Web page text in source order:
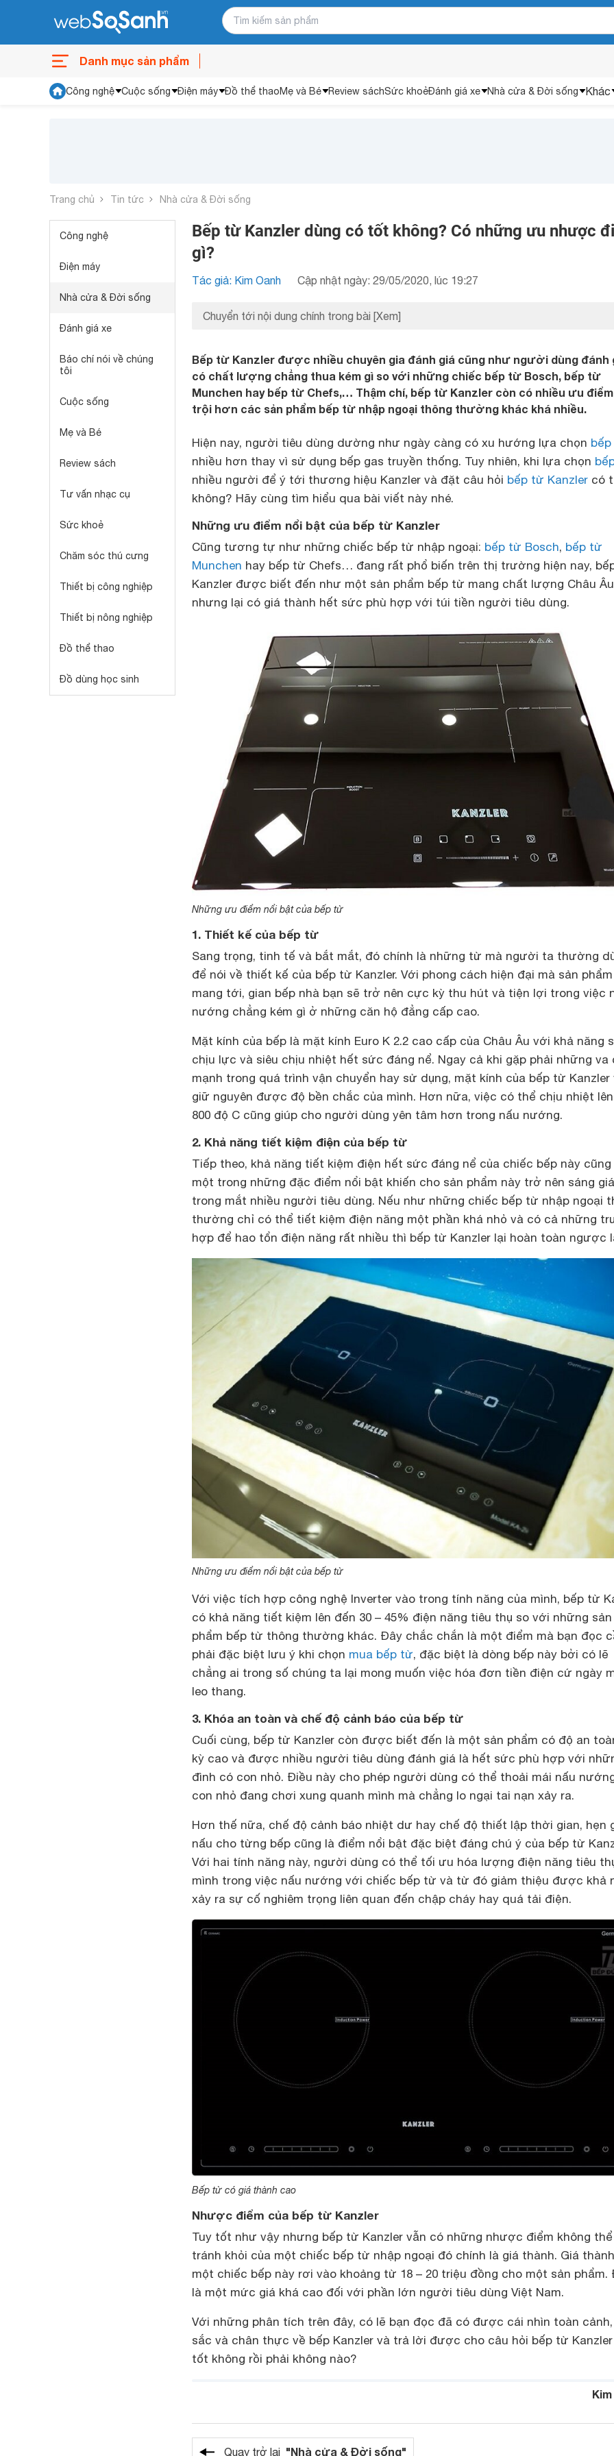
Danh mục sản phẩm
Công nghệ Cuộc sống Điện máy Đồ thể thaoMẹ và Bé Review sáchSức khoẻĐánh giá xe Nhà cửa & Đời sống Khác
Trang chủ Tin tức Nhà cửa & Đời sống
Công nghệ
Điện máy
Nhà cửa & Đời sống
Đánh giá xe
Báo chí nói về chúng
tôi
Cuộc sống
Mẹ và Bé
Review sách
Tư vấn nhạc cụ
Sức khoẻ
Chăm sóc thú cưng
Thiết bị công nghiệp
Thiết bị nông nghiệp
Đồ thể thao
Đồ dùng học sinh
Bếp từ Kanzler dùng có tốt không? Có những ưu nhược
gì?
Tác giả: Kim Oanh Cập nhật ngày: 29/05/2020, lúc 19:27
Chuyển tới nội dung chính trong bài [Xem]
Bếp từ Kanzler được nhiều chuyên gia đánh giá cũng như người dùng đánh
có chất lượng chẳng thua kém gì so với những chiếc bếp từ Bosch, bếp từ
Munchen hay bếp từ Chefs,… Thậm chí, bếp từ Kanzler còn có nhiều ưu
trội hơn các sản phẩm bếp từ nhập ngoại thông thường khác khá nhiều.
Hiện nay, người tiêu dùng dường như ngày càng có xu hướng lựa chọn
nhiều hơn thay vì sử dụng bếp gas truyền thống. Tuy nhiên, khi lựa chọn
nhiều người để ý tới thương hiệu Kanzler và đặt câu hỏi bếp từ Kanzler có
không? Hãy cùng tìm hiểu qua bài viết này nhé.
Những ưu điểm nổi bật của bếp từ Kanzler
Cũng tương tự như những chiếc bếp từ nhập ngoại: bếp từ Bosch, bếp từ
Munchen hay bếp từ Chefs… đang rất phổ biến trên thị trường hiện nay,
Kanzler được biết đến như một sản phẩm bếp từ mang chất lượng Châu Âu
nhưng lại có giá thành hết sức phù hợp với túi tiền người tiêu dùng.
Những ưu điểm nổi bật của bếp từ
1. Thiết kế của bếp từ
Sang trọng, tinh tế và bắt mắt, đó chính là những từ mà người ta thường
để nói về thiết kế của bếp từ Kanzler. Với phong cách hiện đại mà sản
mang tới, gian bếp nhà bạn sẽ trở nên cực kỳ thu hút và tiện lợi trong việc
nướng chẳng kém gì ở những căn hộ đẳng cấp cao.
Mặt kính của bếp là mặt kính Euro K 2.2 cao cấp của Châu Âu với khả năng
chịu lực và siêu chịu nhiệt hết sức đáng nể. Ngay cả khi gặp phải những va
mạnh trong quá trình vận chuyển hay sử dụng, mặt kính của bếp từ Kanzler
giữ nguyên được độ bền chắc của mình. Hơn nữa, việc có thể chịu nhiệt
800 độ C cũng giúp cho người dùng yên tâm hơn trong nấu nướng.
2. Khả năng tiết kiệm điện của bếp từ
Tiếp theo, khả năng tiết kiệm điện hết sức đáng nể của chiếc bếp này cũng
một trong những đặc điểm nổi bật khiến cho sản phẩm này trở nên sáng
trong mắt nhiều người tiêu dùng. Nếu như những chiếc bếp từ nhập ngoại
thường chỉ có thể tiết kiệm điện năng một phần khá nhỏ và có cả những
hợp để hao tổn điện năng rất nhiều thì bếp từ Kanzler lại hoàn toàn ngược
Những ưu điểm nổi bật của bếp từ
Với việc tích hợp công nghệ Inverter vào trong tính năng của mình, bếp từ
có khả năng tiết kiệm lên đến 30 – 45% điện năng tiêu thụ so với những sản
phẩm bếp từ thông thường khác. Đây chắc chắn là một điểm mà bạn đọc
phải đặc biệt lưu ý khi chọn mua bếp từ, đặc biệt là dòng bếp này bởi có lẽ
chẳng ai trong số chúng ta lại mong muốn việc hóa đơn tiền điện cứ ngày
leo thang.
3. Khóa an toàn và chế độ cảnh báo của bếp từ
Cuối cùng, bếp từ Kanzler còn được biết đến là một sản phẩm có độ an
kỳ cao và được nhiều người tiêu dùng đánh giá là hết sức phù hợp với
đình có con nhỏ. Điều này cho phép người dùng có thể thoải mái nấu
con nhỏ đang chơi xung quanh mình mà chẳng lo ngại tai nạn xảy ra.
Hơn thế nữa, chế độ cảnh báo nhiệt dư hay chế độ thiết lập thời gian, hẹn
nấu cho từng bếp cũng là điểm nổi bật đặc biệt đáng chú ý của bếp từ
Với hai tính năng này, người dùng có thể tối ưu hóa lượng điện năng tiêu
mình trong việc nấu nướng với chiếc bếp từ và từ đó giảm thiệu được khả
xảy ra sự cố nghiêm trọng liên quan đến chập cháy hay quá tải điện.
Bếp từ có giá thành cao
Nhược điểm của bếp từ Kanzler
Tuy tốt như vậy nhưng bếp từ Kanzler vẫn có những nhược điểm không thể
tránh khỏi của một chiếc bếp từ nhập ngoại đó chính là giá thành. Giá
một chiếc bếp này rơi vào khoảng từ 18 – 20 triệu đồng cho một sản phẩm.
là một mức giá khá cao đối với phần lớn người tiêu dùng Việt Nam.
Với những phân tích trên đây, có lẽ bạn đọc đã có được cái nhìn toàn
sắc và chân thực về bếp Kanzler và trả lời được cho câu hỏi bếp từ
tốt không rồi phải không nào?
Quay trở lại "Nhà cửa & Đời sống"